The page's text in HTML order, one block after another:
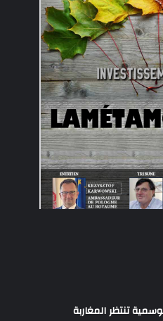
تنتظر المغاربة